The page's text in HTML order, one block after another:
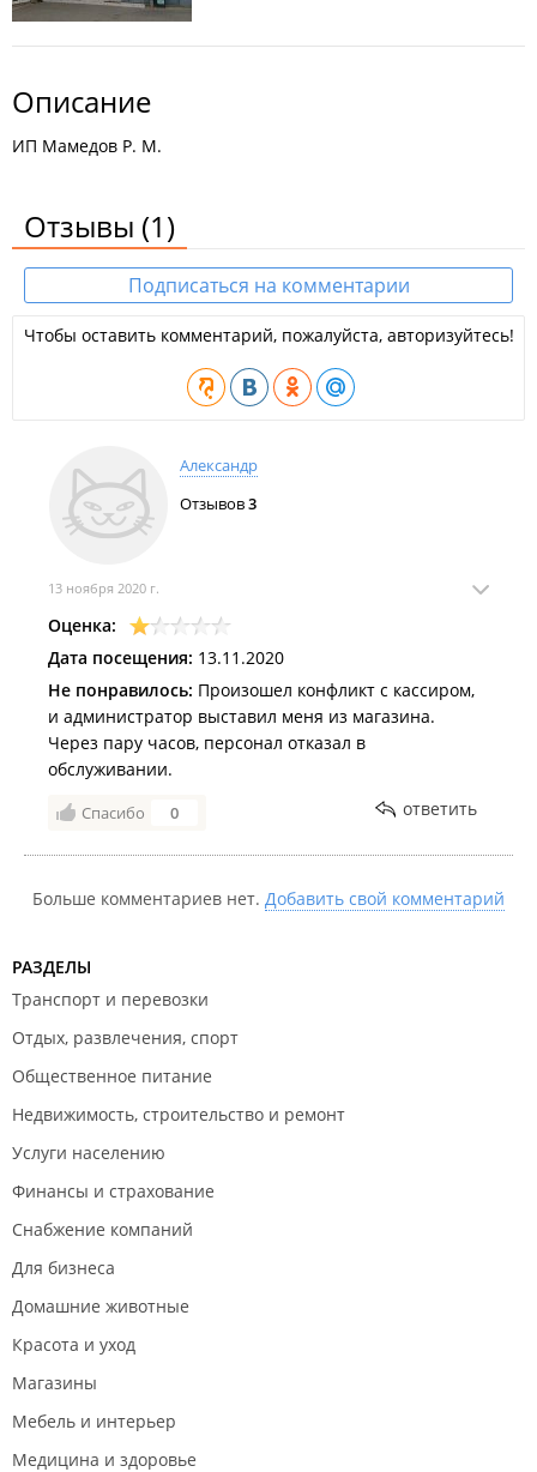
Описание
ИП Мамедов Р. М.
Отзывы (1)
Подписаться на комментарии
Чтобы оставить комментарий, пожалуйста, авторизуйтесь!
Александр
Отзывов3
13 ноября 2020 г.
Оценка:
Дата посещения: 13.11.2020
Не понравилось: Произошел конфликт с кассиром,
и администратор выставил меня из магазина.
Через пару часов, персонал отказал в
обслуживании.
Спасибо 0 ответить
Больше комментариев нет. Добавить свой комментарий
РАЗДЕЛЫ
Транспорт и перевозки
Отдых, развлечения, спорт
Общественное питание
Недвижимость, строительство и ремонт
Услуги населению
Финансы и страхование
Снабжение компаний
Для бизнеса
Домашние животные
Красота и уход
Магазины
Мебель и интерьер
Медицина и здоровье